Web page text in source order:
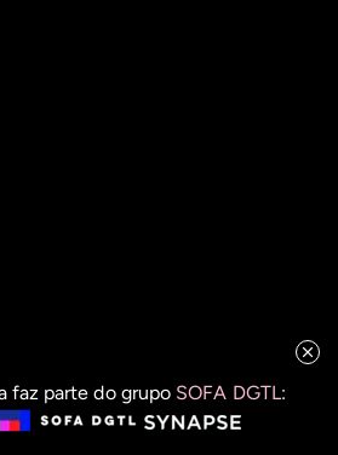
faz parte do grupo SOFA DGTL: